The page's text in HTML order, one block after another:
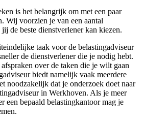
is het belangrijk om met een paar
Wij voorzien je van een aantal
de beste dienstverlener kan kiezen.
taak voor de belastingadviseur
de dienstverlener die je nodig hebt.
over de taken die je wilt gaan
biedt namelijk vaak meerdere
noodzakelijk dat je onderzoek doet naar
in Werkhoven. Als je meer
een bepaald belastingkantoor mag je